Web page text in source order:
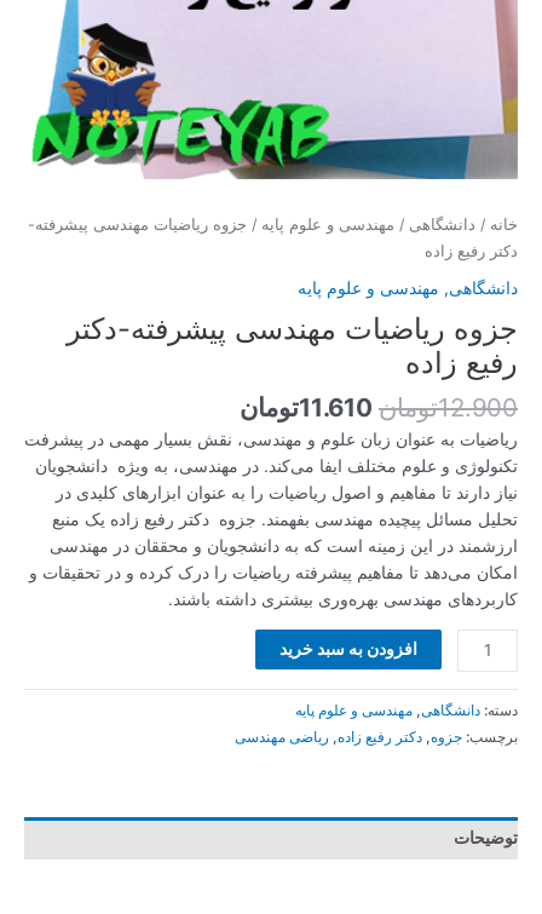
خانه / دانشگاهی / مهندسی و علوم پایه / جزوه ریاضیات مهندسی پیشرفته-
دکتر رفیع زاده
دانشگاهی, مهندسی و علوم پایه
جزوه ریاضیات مهندسی پیشرفته-دکتر
رفیع زاده
12.900تومان 11.610تومان
ریاضیات به عنوان زبان علوم و مهندسی، نقش بسیار مهمی در پیشرفت
تکنولوژی و علوم مختلف ایفا می‌کند. در مهندسی، به ویژه دانشجویان
نیاز دارند تا مفاهیم و اصول ریاضیات را به عنوان ابزارهای کلیدی در
تحلیل مسائل پیچیده مهندسی بفهمند. جزوه دکتر رفیع زاده یک منبع
ارزشمند در این زمینه است که به دانشجویان و محققان در مهندسی
امکان می‌دهد تا مفاهیم پیشرفته ریاضیات را درک کرده و در تحقیقات و
کاربردهای مهندسی بهره‌وری بیشتری داشته باشند.
افزودن به سبد خرید
دسته: دانشگاهی, مهندسی و علوم پایه
برچسب: جزوه, دکتر رفیع زاده, ریاضی مهندسی
توضیحات